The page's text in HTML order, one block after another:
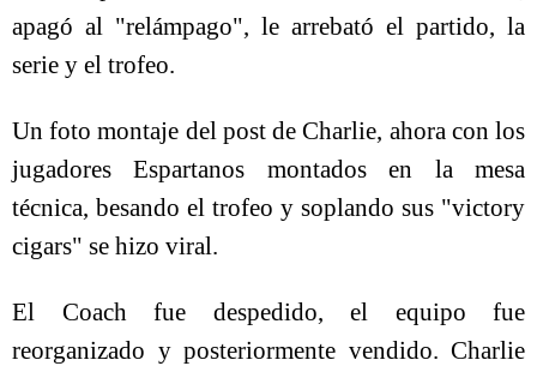
apagó al "relámpago", le arrebató el partido, la
serie y el trofeo.
Un foto montaje del post de Charlie, ahora con los
jugadores Espartanos montados en la mesa
técnica, besando el trofeo y soplando sus "victory
cigars" se hizo viral.
El Coach fue despedido, el equipo fue
reorganizado y posteriormente vendido. Charlie